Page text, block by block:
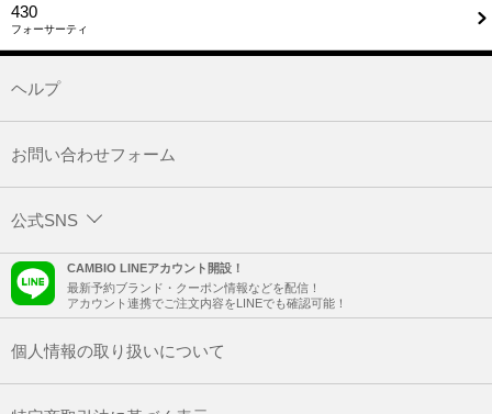
430
フォーサーティ
ヘルプ
お問い合わせフォーム
公式SNS
CAMBIO LINEアカウント開設！
最新予約ブランド・クーポン情報などを配信！
アカウント連携でご注文内容をLINEでも確認可能！
個人情報の取り扱いについて